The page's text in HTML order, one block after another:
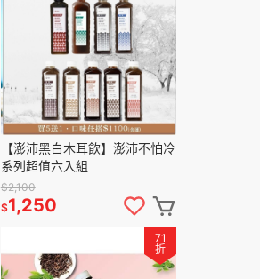
【澎沛黑白木耳飲】澎沛不怕冷
系列超值六入組
$2,100
$1,250
71
折